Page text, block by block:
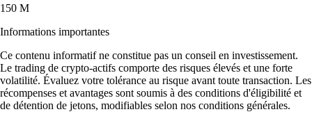
150 M
Informations importantes
Ce contenu informatif ne constitue pas un conseil en investissement.
Le trading de crypto-actifs comporte des risques élevés et une forte
volatilité. Évaluez votre tolérance au risque avant toute transaction. Les
récompenses et avantages sont soumis à des conditions d'éligibilité et
de détention de jetons, modifiables selon nos conditions générales.